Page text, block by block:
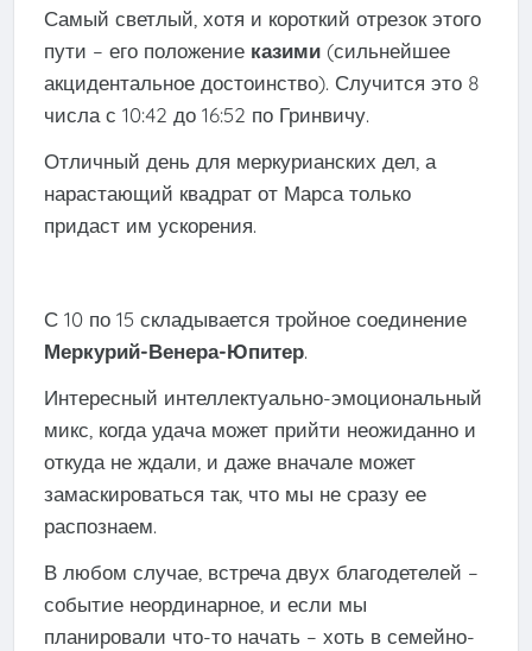
Самый светлый, хотя и короткий отрезок этого
пути – его положение казими(сильнейшее
акцидентальное достоинство). Случится это 8
числа с 10:42 до 16:52 по Гринвичу.
Отличный день для меркурианских дел, а
нарастающий квадрат от Марса только
придаст им ускорения.
С 10 по 15 складывается тройное соединение
Меркурий-Венера-Юпитер.
Интересный интеллектуально-эмоциональный
микс, когда удача может прийти неожиданно и
откуда не ждали, и даже вначале может
замаскироваться так, что мы не сразу ее
распознаем.
В любом случае, встреча двух благодетелей –
событие неординарное, и если мы
планировали что-то начать – хоть в семейно-